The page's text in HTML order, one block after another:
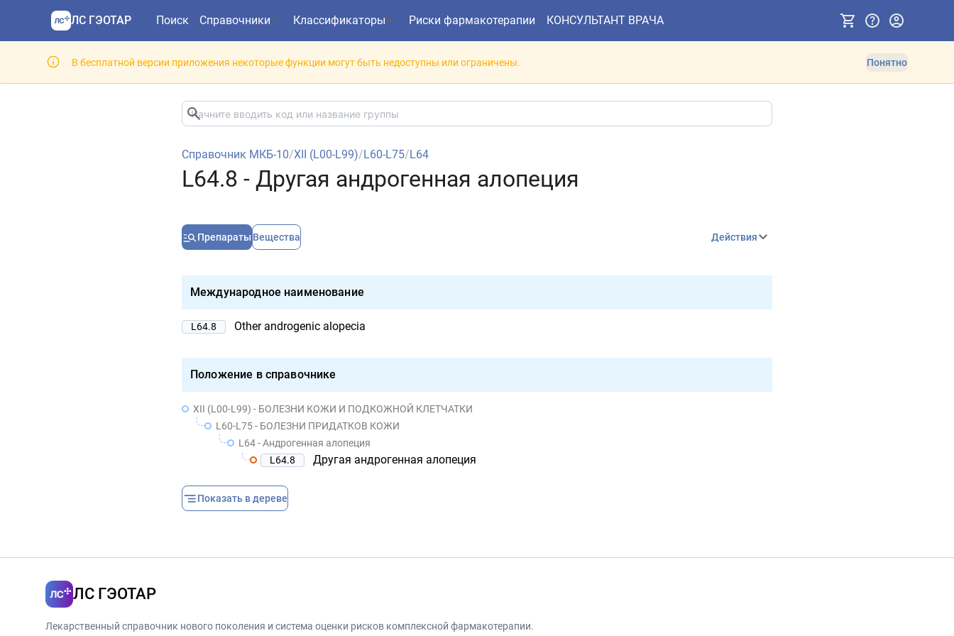
ЛС ГЭОТАР Поиск Справочники Классификаторы Риски фармакотерапии КОНСУЛЬТАНТ ВРАЧА
В бесплатной версии приложения некоторые функции могут быть недоступны или ограничены. Понятно
Справочник МКБ-10/XII (L00-L99)/L60-L75/L64
L64.8 - Другая андрогенная алопеция
Препараты Вещества Действия
Международное наименование
L64.8 Other androgenic alopecia
Положение в справочнике
XII (L00-L99) - БОЛЕЗНИ КОЖИ И ПОДКОЖНОЙ КЛЕТЧАТКИ
L60-L75 - БОЛЕЗНИ ПРИДАТКОВ КОЖИ
L64 - Андрогенная алопеция
L64.8
Другая андрогенная алопеция
Показать в дереве
ЛС ГЭОТАР
Лекарственный справочник нового поколения и система оценки рисков комплексной фармакотерапии.